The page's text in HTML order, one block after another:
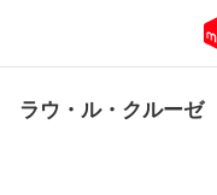
ラウ・ル・クルー